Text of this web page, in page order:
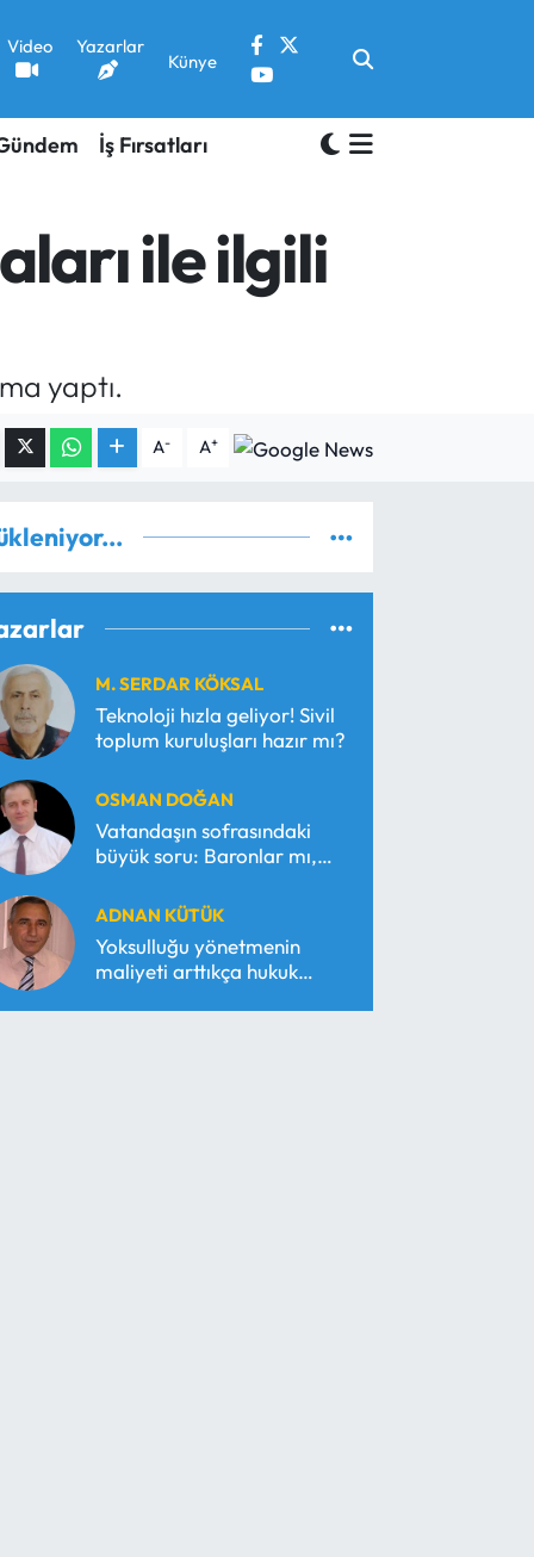
Video Yazarlar
Künye
İş Fırsatları
ile ilgili
yaptı.
A- A+
M. SERDAR KÖKSAL
Teknoloji hızla geliyor! Sivil
toplum kuruluşları hazır mı?
OSMAN DOĞAN
Vatandaşın sofrasındaki
büyük soru: Baronlar mı,
ADNAN KÜTÜK
Yoksulluğu yönetmenin
maliyeti arttıkça hukuk